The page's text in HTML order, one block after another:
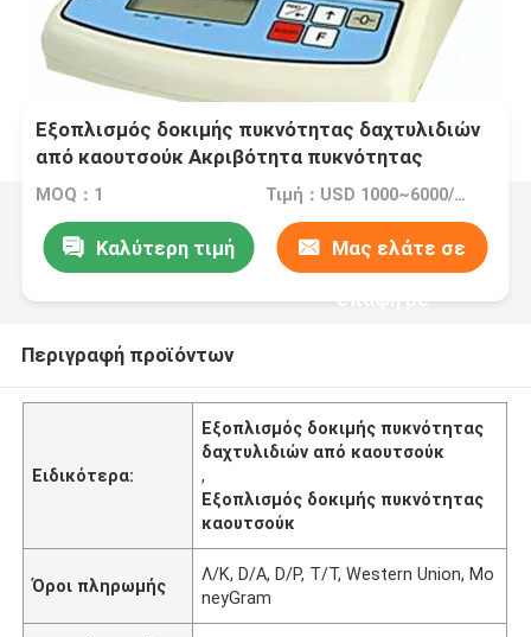
Εξοπλισμός δοκιμής πυκνότητας δαχτυλιδιών
από καουτσούκ Ακριβότητα πυκνότητας
0,001g/Cm3 Ανάλυση πυκνότητας μπορεί να
MOQ：1 Τιμή：USD 1000~6000/per set
Καλύτερη τιμή Μας ελάτε σε
επαφή με
Περιγραφή προϊόντων
Ειδικότερα:
Εξοπλισμός δοκιμής πυκνότητας
δαχτυλιδιών από καουτσούκ
,
Εξοπλισμός δοκιμής πυκνότητας
καουτσούκ
Όροι πληρωμής
Λ/Κ, D/A, D/P, T/T, Western Union, Mo
neyGram